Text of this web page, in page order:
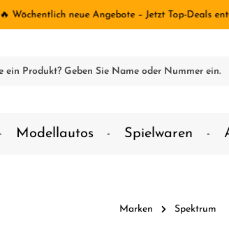
🔥 Wöchentlich neue Angebote – Jetzt Top-Deals
Modellautos Spielwaren
Marken Spektrum